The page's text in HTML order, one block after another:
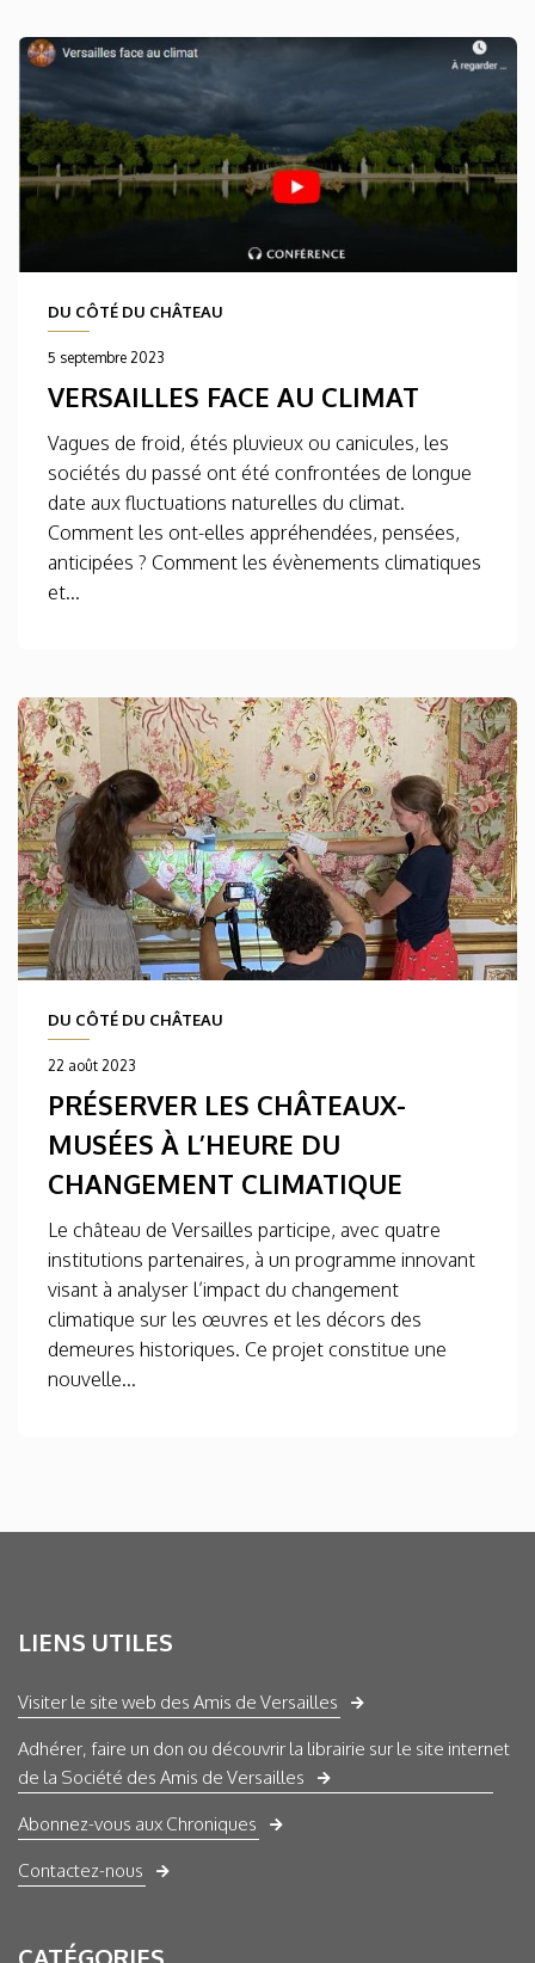
DU CÔTÉ DU CHÂTEAU
5 septembre 2023
VERSAILLES FACE AU CLIMAT
Vagues de froid, étés pluvieux ou canicules, les
sociétés du passé ont été confrontées de longue
date aux fluctuations naturelles du climat.
Comment les ont-elles appréhendées, pensées,
anticipées ? Comment les évènements climatiques
et...
DU CÔTÉ DU CHÂTEAU
22 août 2023
PRÉSERVER LES CHÂTEAUX-
MUSÉES À L’HEURE DU
CHANGEMENT CLIMATIQUE
Le château de Versailles participe, avec quatre
institutions partenaires, à un programme innovant
visant à analyser l’impact du changement
climatique sur les œuvres et les décors des
demeures historiques. Ce projet constitue une
nouvelle...
LIENS UTILES
Visiter le site web des Amis de Versailles
Adhérer, faire un don ou découvrir la librairie sur le site internet
de la Société des Amis de Versailles
Abonnez-vous aux Chroniques
Contactez-nous